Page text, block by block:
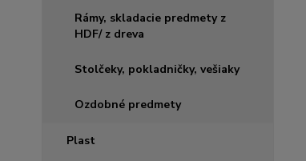
Rámy, skladacie predmety z
HDF/ z dreva
Stolčeky, pokladničky, vešiaky
Ozdobné predmety
Plast